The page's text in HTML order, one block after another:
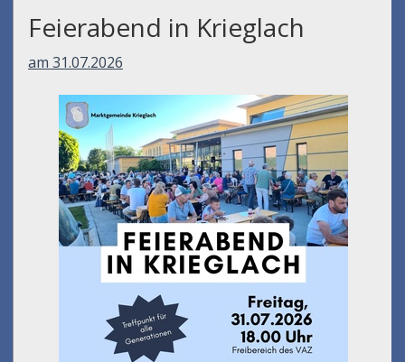
Feierabend in Krieglach
am 31.07.2026